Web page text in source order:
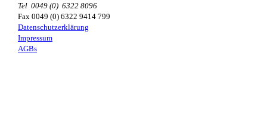
Tel 0049 (0) 6322 8096
Fax 0049 (0) 6322 9414 799
Datenschutzerklärung
Impressum
AGBs